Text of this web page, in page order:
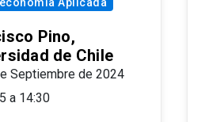
Aplicada
Pino,
de Chile
Septiembre de 2024
a 14:30